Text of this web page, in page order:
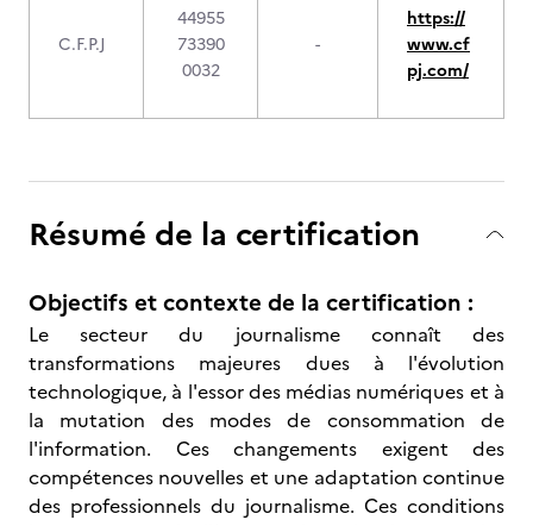
C.F.P.J
44955
73390
0032
-
https://
www.cf
pj.com/
Résumé de la certification
Objectifs et contexte de la certification :
Le secteur du journalisme connaît des
transformations majeures dues à l'évolution
technologique, à l'essor des médias numériques et à
la mutation des modes de consommation de
l'information. Ces changements exigent des
compétences nouvelles et une adaptation continue
des professionnels du journalisme. Ces conditions